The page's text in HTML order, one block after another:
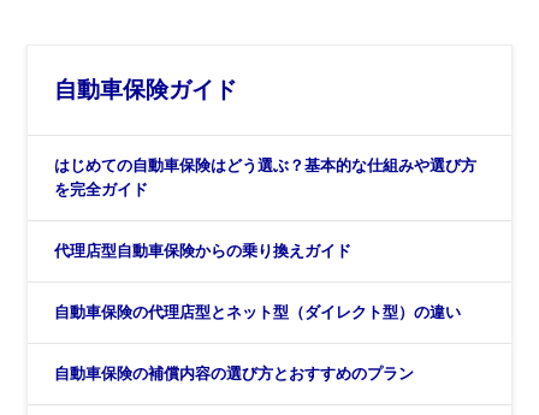
自動車保険ガイド
はじめての自動車保険はどう選ぶ？基本的な仕組みや選び方
を完全ガイド
代理店型自動車保険からの乗り換えガイド
自動車保険の代理店型とネット型（ダイレクト型）の違い
自動車保険の補償内容の選び方とおすすめのプラン